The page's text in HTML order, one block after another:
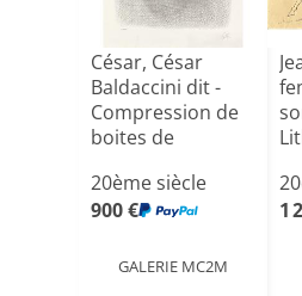
César, César
Baldaccini dit -
Compression de
boites de
20ème siècle
900 €
GALERIE MC2M
1